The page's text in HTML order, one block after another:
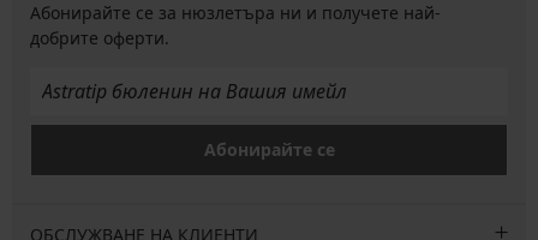
Абонирайте се за нюзлетъра ни и получете най-
добрите оферти.
Абонирайте се
ОБСЛУЖВАНЕ НА КЛИЕНТИ